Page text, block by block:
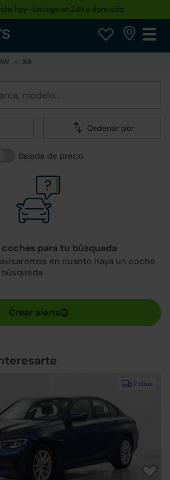
hoy · Entrega en 24h a domicilio
X6
Ordenar por
Bajada de precio
para tu búsqueda
en cuanto haya un coche
2 días